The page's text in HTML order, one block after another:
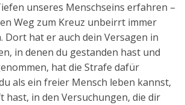
unseres Menschseins erfahren –
Weg zum Kreuz unbeirrt immer
Dort hat er auch dein Versagen in
in denen du gestanden hast und
hat die Strafe dafür
als ein freier Mensch leben kannst,
hast, in den Versuchungen, die dir